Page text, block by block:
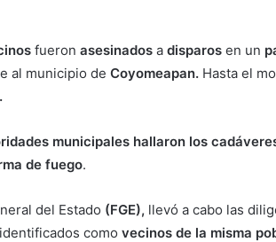
fueron asesinados a disparos en un
al municipio de Coyomeapan. Hasta el
municipales hallaron los
de fuego.
del Estado (FGE), llevó a cabo las
como vecinos de la misma